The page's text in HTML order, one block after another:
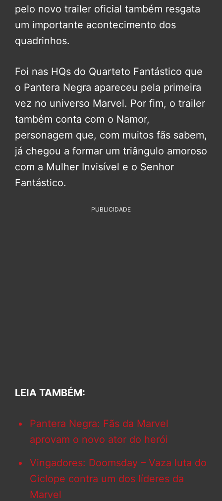
pelo novo trailer oficial também resgata
um importante acontecimento dos
quadrinhos.
Foi nas HQs do Quarteto Fantástico que
o Pantera Negra apareceu pela primeira
vez no universo Marvel. Por fim, o trailer
também conta com o Namor,
personagem que, com muitos fãs sabem,
já chegou a formar um triângulo amoroso
com a Mulher Invisível e o Senhor
Fantástico.
PUBLICIDADE
LEIA TAMBÉM:
Pantera Negra: Fãs da Marvel
aprovam o novo ator do herói
Vingadores: Doomsday – Vaza luta do
Ciclope contra um dos líderes da
Marvel